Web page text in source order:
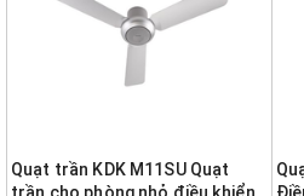
Quạt trần KDK M11SU Quạt